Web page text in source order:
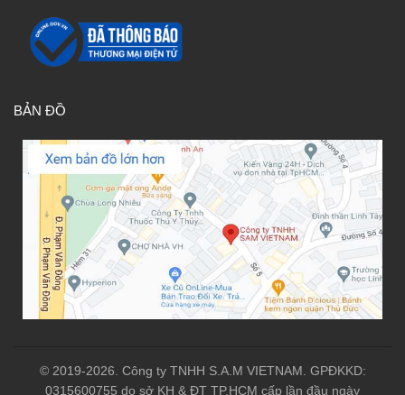
BẢN ĐỒ
© 2019-2026. Công ty TNHH S.A.M VIETNAM. GPĐKKD:
0315600755 do sở KH & ĐT TP.HCM cấp lần đầu ngày